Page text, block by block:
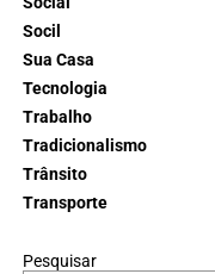
Socil
Sua Casa
Tecnologia
Trabalho
Tradicionalismo
Trânsito
Transporte
Pesquisar